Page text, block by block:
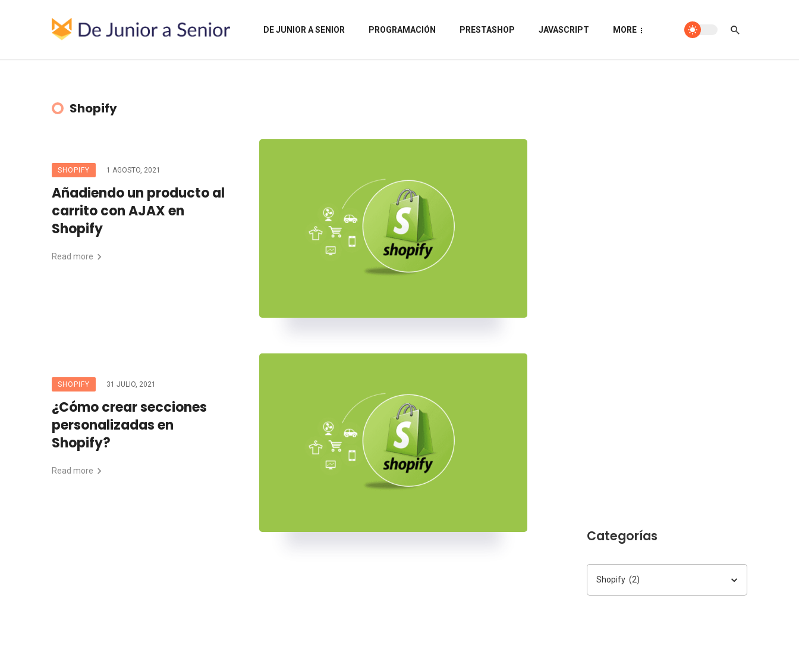
DE JUNIOR A SENIOR PROGRAMACIÓN PRESTASHOP JAVASCRIPT MORE
Shopify
SHOPIFY 1 AGOSTO, 2021
Añadiendo un producto al
carrito con AJAX en
Shopify
Read more
SHOPIFY 31 JULIO, 2021
¿Cómo crear secciones
personalizadas en
Shopify?
Read more
Categorías
Categorías